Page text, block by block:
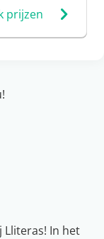
In het
prijzen